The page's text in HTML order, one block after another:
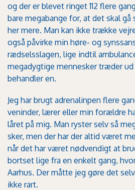
og der er blevet ringet 112 flere
bare megabange for, at det skal gå
her mere. Man kan ikke trække
også påvirke min høre- og
rædselsslagen, lige indtil
megadygtige mennesker træder
behandler en.
Jeg har brugt adrenalinpen flere
veninder, lærer eller min forældre
låret på mig. Man ryster selv så
sker, men der har der altid været
når det har været nødvendigt at
bortset lige fra en enkelt gang,
Aarhus. Der måtte jeg gøre det
ikke rart.